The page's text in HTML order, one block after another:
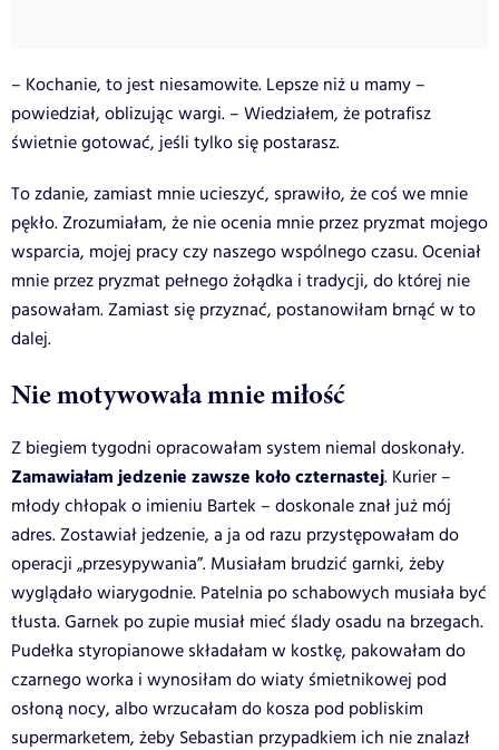
– Kochanie, to jest niesamowite. Lepsze niż u mamy –
powiedział, oblizując wargi. – Wiedziałem, że potrafisz
świetnie gotować, jeśli tylko się postarasz.
To zdanie, zamiast mnie ucieszyć, sprawiło, że coś we mnie
pękło. Zrozumiałam, że nie ocenia mnie przez pryzmat mojego
wsparcia, mojej pracy czy naszego wspólnego czasu. Oceniał
mnie przez pryzmat pełnego żołądka i tradycji, do której nie
pasowałam. Zamiast się przyznać, postanowiłam brnąć w to
dalej.
Nie motywowała mnie miłość
Z biegiem tygodni opracowałam system niemal doskonały.
Zamawiałam jedzenie zawsze koło czternastej. Kurier –
młody chłopak o imieniu Bartek – doskonale znał już mój
adres. Zostawiał jedzenie, a ja od razu przystępowałam do
operacji „przesypywania”. Musiałam brudzić garnki, żeby
wyglądało wiarygodnie. Patelnia po schabowych musiała być
tłusta. Garnek po zupie musiał mieć ślady osadu na brzegach.
Pudełka styropianowe składałam w kostkę, pakowałam do
czarnego worka i wynosiłam do wiaty śmietnikowej pod
osłoną nocy, albo wrzucałam do kosza pod pobliskim
supermarketem, żeby Sebastian przypadkiem ich nie znalazł